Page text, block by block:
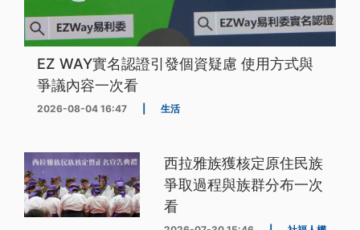
EZ WAY實名認證引發個資疑慮 使用方式與
爭議內容一次看
2026-08-04 16:47 生活
西拉雅族獲核定原住民族
爭取過程與族群分布一次
看